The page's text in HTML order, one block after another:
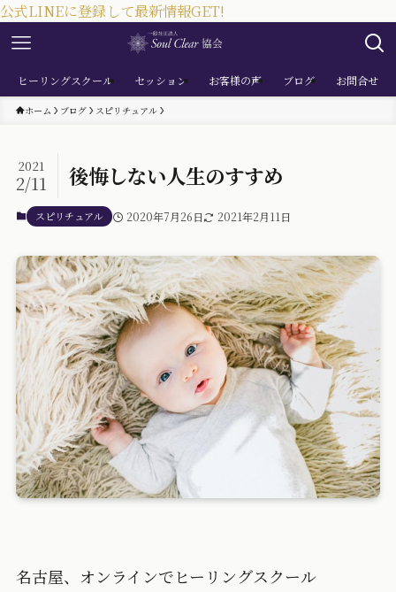
公式LINEに登録して最新情報GET!
ヒーリングスクール セッション お客様の声 ブログ お問合せ
ホーム ブログ スピリチュアル
後悔しない人生のすすめ
2021
2/11
スピリチュアル 2020年7月26日 2021年2月11日
名古屋、オンラインでヒーリングスクール